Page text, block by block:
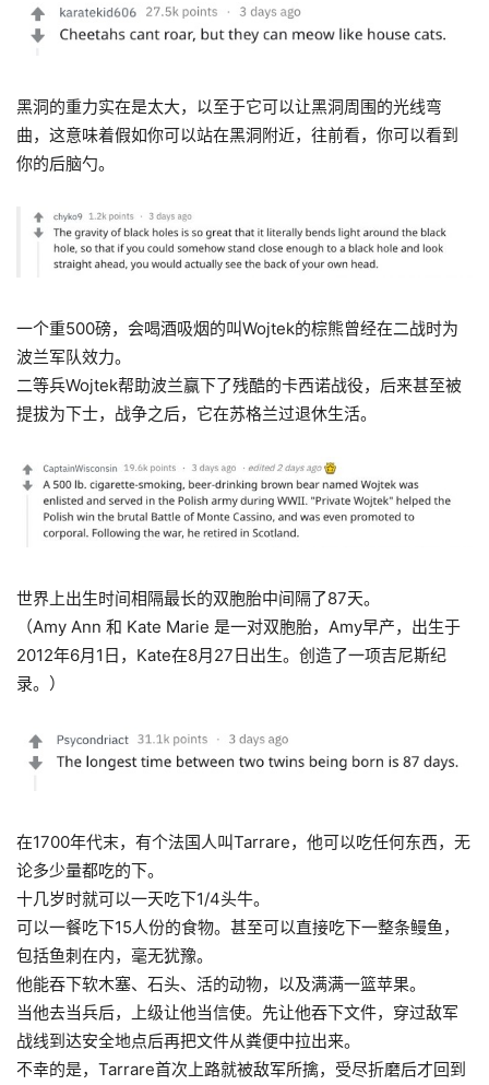
黑洞的重力实在是太大，以至于它可以让黑洞周围的光线弯
曲， 这意味着假如你可以站在黑洞附近，往前看，你可以看到
你的后脑勺。
一个重500磅，会喝酒吸烟的叫Wojtek的棕熊曾经在二战时为
波兰军队效力。
二等兵Wojtek帮助波兰赢下了残酷的卡西诺战役，后来甚至被
提拔为下士，战争之后，它在苏格兰过退休生活。
世界上出生时间相隔最长的双胞胎中间隔了87天。
（Amy Ann 和 Kate Marie 是一对双胞胎，Amy早产，出生于
2012年6月1日，Kate在8月27日出生。创造了一项吉尼斯纪
录。）
在1700年代末，有个法国人叫Tarrare，他可以吃任何东西，无
论多少量都吃的下。
十几岁时就可以一天吃下1/4头牛。
可以一餐吃下15人份的食物。甚至可以直接吃下一整条鳗鱼，
包括鱼刺在内，毫无犹豫。
他能吞下软木塞、石头、活的动物，以及满满一篮苹果。
当他去当兵后，上级让他当信使。先让他吞下文件，穿过敌军
战线到达安全地点后再把文件从粪便中拉出来。
不幸的是，Tarrare首次上路就被敌军所擒，受尽折磨后才回到